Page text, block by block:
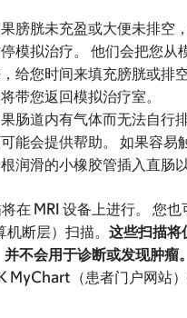
膀胱未充盈或大便未排空
模拟治疗。 他们会把您从
给您时间来填充膀胱或排
带您返回模拟治疗室。
肠道内有气体而无法自行
能会提供帮助。 如果容易
润滑的小橡胶管插入直肠
在 MRI 设备上进行。 您
断层）扫描。 这些扫描将
不会用于诊断或发现肿瘤。
MyChart（患者门户网站